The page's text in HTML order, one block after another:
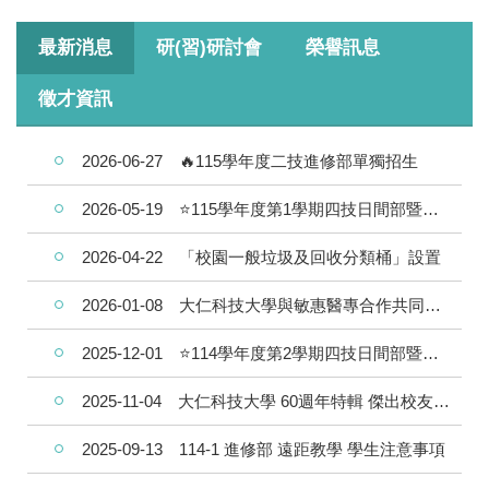
最新消息 研(習)研討會 榮譽訊息
徵才資訊
2026-06-27 🔥115學年度二技進修部單獨招生
2026-05-19 ⭐115學年度第1學期四技日間部暨碩士班學生網路選課行事曆
2026-04-22 「校園一般垃圾及回收分類桶」設置
2026-01-08 大仁科技大學與敏惠醫專合作共同培育人才
2025-12-01 ⭐114學年度第2學期四技日間部暨碩士班學生網路選課行事曆
2025-11-04 大仁科技大學 60週年特輯 傑出校友專訪 戴桂雲理事長
2025-09-13 114-1 進修部 遠距教學 學生注意事項
115.04.09寵物殯葬講座「讓愛不離開：AI 科
技守護寵物記憶與生命紀念」